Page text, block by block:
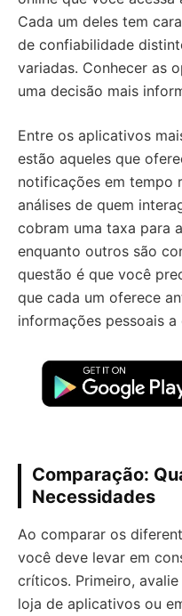
Cada um deles tem
de confiabilidade
variadas. Conhecer as
uma decisão mais
Entre os aplicativos
estão aqueles que
notificações em tempo
análises de quem
cobram uma taxa para
enquanto outros são
questão é que você
que cada um oferece
informações pessoais a
Comparação:
Necessidades
Ao comparar os
você deve levar em
críticos. Primeiro,
loja de aplicativos ou